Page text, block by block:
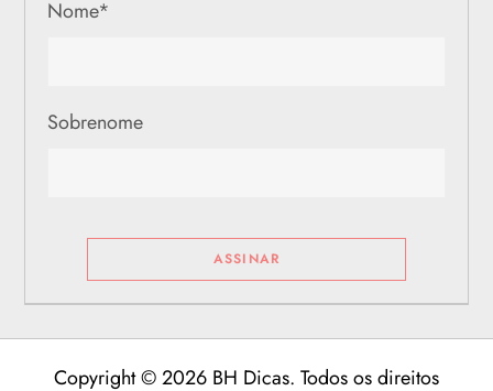
Nome*
Sobrenome
Copyright © 2026 BH Dicas. Todos os direitos